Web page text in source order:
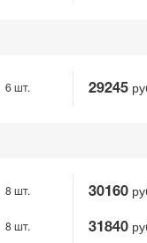
6 шт. 29245
8 шт. 30160
8 шт. 31840